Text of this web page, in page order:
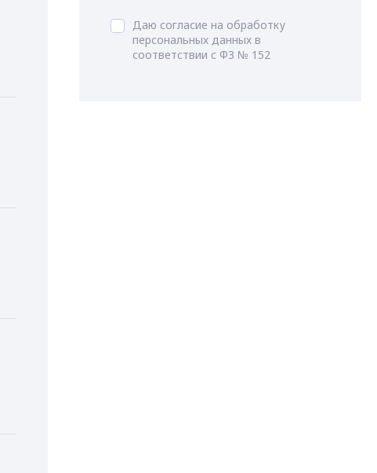
Даю согласие на обработку
персональных данных в
соответствии с ФЗ № 152